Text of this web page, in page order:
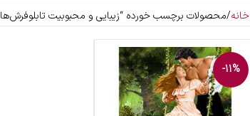
خانه محصولات برچسب خورده “زیبایی و محبوبیت
-11%